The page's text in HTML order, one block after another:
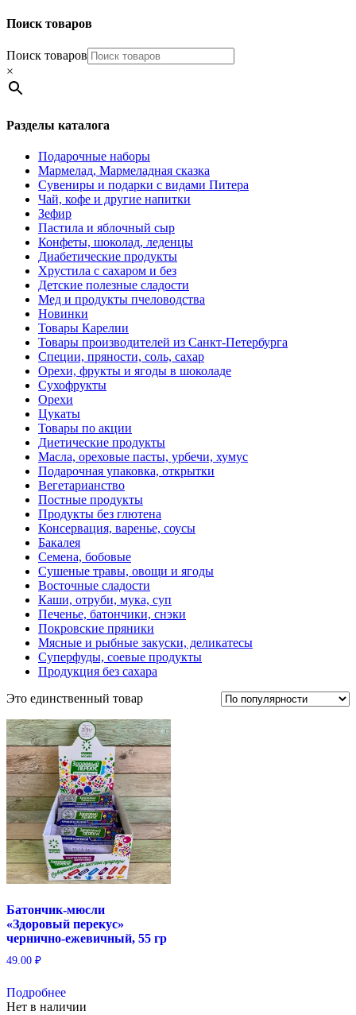
Поиск товаров
Поиск товаров
×
Разделы каталога
Подарочные наборы
Мармелад, Мармеладная сказка
Сувениры и подарки с видами Питера
Чай, кофе и другие напитки
Зефир
Пастила и яблочный сыр
Конфеты, шоколад, леденцы
Диабетические продукты
Хрустила с сахаром и без
Детские полезные сладости
Мед и продукты пчеловодства
Новинки
Товары Карелии
Товары производителей из Санкт-Петербурга
Специи, пряности, соль, сахар
Орехи, фрукты и ягоды в шоколаде
Сухофрукты
Орехи
Цукаты
Товары по акции
Диетические продукты
Масла, ореховые пасты, урбечи, хумус
Подарочная упаковка, открытки
Вегетарианство
Постные продукты
Продукты без глютена
Консервация, варенье, соусы
Бакалея
Семена, бобовые
Сушеные травы, овощи и ягоды
Восточные сладости
Каши, отруби, мука, суп
Печенье, батончики, снэки
Покровские пряники
Мясные и рыбные закуски, деликатесы
Суперфуды, соевые продукты
Продукция без сахара
Это единственный товар
Батончик-мюсли
«Здоровый перекус»
чернично-ежевичный, 55 гр
49.00 ₽
Подробнее
Нет в наличии